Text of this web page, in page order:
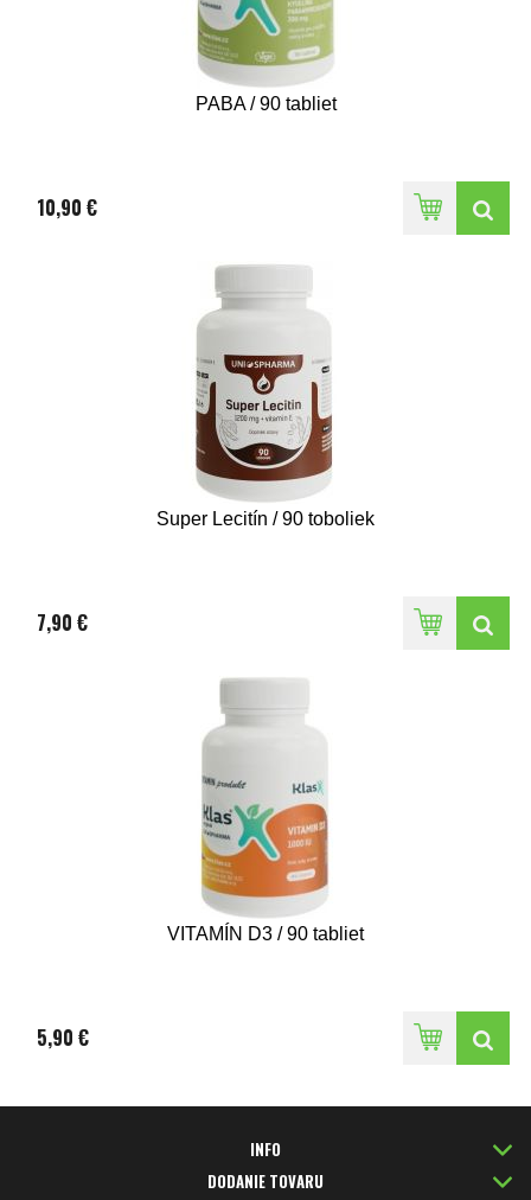
PABA / 90 tabliet
10,90 €
Super Lecitín / 90 toboliek
7,90 €
VITAMÍN D3 / 90 tabliet
5,90 €
INFO
DODANIE TOVARU